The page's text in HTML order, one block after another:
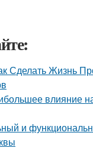
Сделать Жизнь
влияние
и